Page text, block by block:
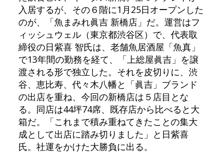
入居するが、その６階に1月25日オープンした
のが、「魚まみれ眞吉 新橋店」だ。運営はフ
ィッシュウェル（東京都渋谷区）で、代表取
締役の日紫喜 智氏は、老舗魚居酒屋「魚真」
で13年間の勤務を経て、「上総屋眞吉」を譲
渡される形で独立した。それを皮切りに、渋
谷、恵比寿、代々木八幡と「眞吉」ブランド
の出店を重ね、今回の新橋店は５店目とな
る。同店は44坪74席、既存店から比べると大
箱だ。「これまで積み重ねてきたことの集大
成として出店に踏み切りました」と日紫喜
氏。社運をかけた大勝負に出る。